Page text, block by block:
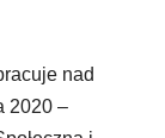
nad
2020 –